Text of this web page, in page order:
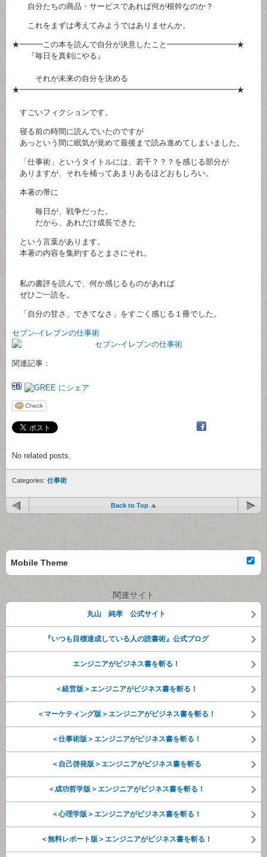
自分たちの商品・サービスであれば何が根幹なのか？
これをまずは考えてみようではありませんか。
★━━━この本を読んで自分が決意したこと━━━━━━━━━★
『毎日を真剣にやる』
それが未来の自分を決める
★━━━━━━━━━━━━━━━━━━━━━━━━━━━━★
すごいフィクションです。
寝る前の時間に読んでいたのですが
あっという間に眠気が覚めて最後まで読み進めてしまいました。
「仕事術」というタイトルには、若干？？？を感じる部分が
ありますが、それを補ってあまりあるほどおもしろい。
本著の帯に
毎日が、戦争だった。
だから、あれだけ成長できた
という言葉があります。
本著の内容を集約するとまさにそれ。
私の書評を読んで、何か感じるものがあれば
ぜひご一読を。
「自分の甘さ、できてなさ」をすごく感じる１冊でした。
セブン-イレブンの仕事術
関連記事：
No related posts.
Categories: 仕事術
Back to Top
Mobile Theme
関連サイト
丸山 純孝 公式サイト
『いつも目標達成している人の読書術』公式ブログ
エンジニアがビジネス書を斬る！
＜経営版＞エンジニアがビジネス書を斬る！
＜マーケティング版＞エンジニアがビジネス書を斬る！
＜仕事術版＞エンジニアがビジネス書を斬る！
＜自己啓発版＞エンジニアがビジネス書を斬る
＜成功哲学版＞エンジニアがビジネス書を斬る！
＜心理学版＞エンジニアがビジネス書を斬る！
＜無料レポート版＞エンジニアがビジネス書を斬る！